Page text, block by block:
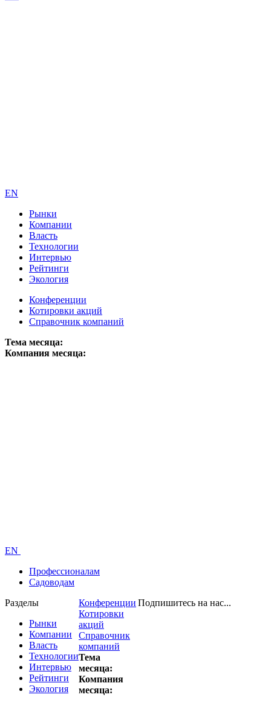
EN
Рынки
Компании
Власть
Технологии
Интервью
Рейтинги
Экология
Конференции
Котировки акций
Справочник компаний
Тема месяца:
Компания месяца:
EN
Профессионалам
Садоводам
Разделы
Рынки
Компании
Власть
Технологии
Интервью
Рейтинги
Экология
Конференции
Котировки
акций
Справочник
компаний
Тема
месяца:
Компания
месяца:
Подпишитесь на нас...